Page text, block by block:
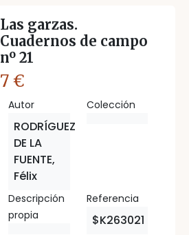
Las garzas.
Cuadernos de campo
nº 21
7 €
Autor
RODRÍGUEZ
DE LA
FUENTE,
Félix
Colección
Descripción
propia
Referencia
$K263021